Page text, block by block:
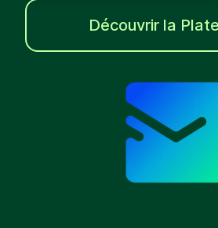
Découvrir la